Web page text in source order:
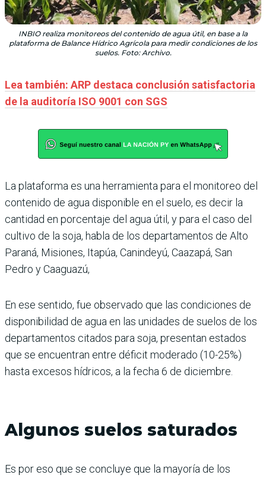
INBIO realiza monitoreos del contenido de agua útil, en base a la
plataforma de Balance Hídrico Agrícola para medir condiciones de los
suelos. Foto: Archivo.
Lea también: ARP destaca conclusión satisfactoria
de la auditoría ISO 9001 con SGS
La plataforma es una herramienta para el monitoreo del
contenido de agua disponible en el suelo, es decir la
cantidad en porcentaje del agua útil, y para el caso del
cultivo de la soja, habla de los departamentos de Alto
Paraná, Misiones, Itapúa, Canindeyú, Caazapá, San
Pedro y Caaguazú,
En ese sentido, fue observado que las condiciones de
disponibilidad de agua en las unidades de suelos de los
departamentos citados para soja, presentan estados
que se encuentran entre déficit moderado (10-25%)
hasta excesos hídricos, a la fecha 6 de diciembre.
Algunos suelos saturados
Es por eso que se concluye que la mayoría de los